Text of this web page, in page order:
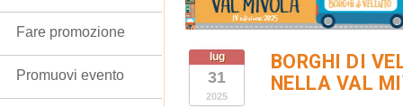
lug
31
2025
BORGHI DI
NELLA VAL
Fare promozione
Promuovi evento